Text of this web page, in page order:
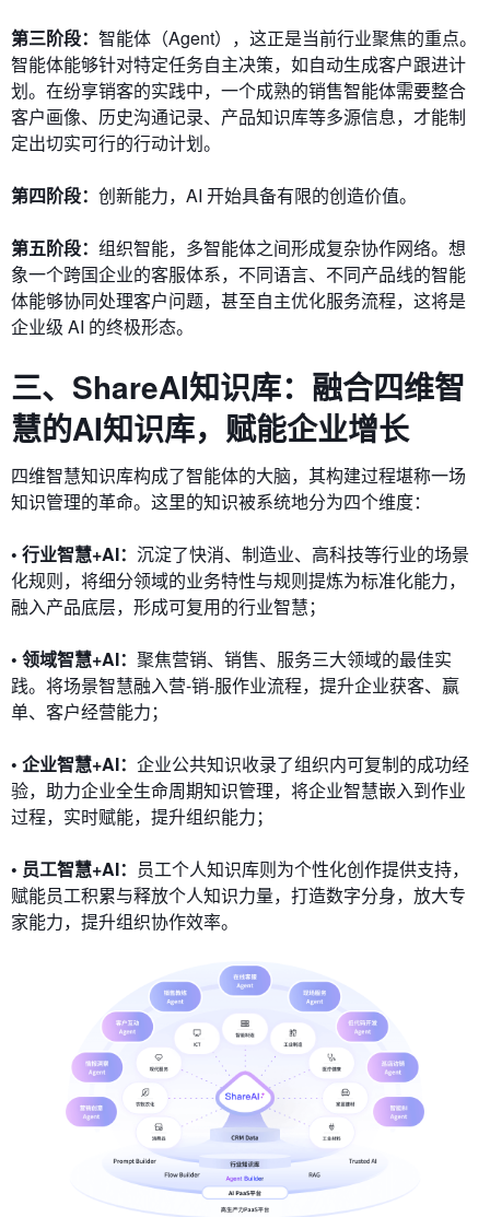
第三阶段： 智能体（Agent），这正是当前行业聚焦的重点。
智能体能够针对特定任务自主决策，如自动生成客户跟进计
划。在纷享销客的实践中，一个成熟的销售智能体需要整合
客户画像、历史沟通记录、产品知识库等多源信息，才能制
定出切实可行的行动计划。
第四阶段： 创新能力，AI 开始具备有限的创造价值。
第五阶段： 组织智能，多智能体之间形成复杂协作网络。想
象一个跨国企业的客服体系，不同语言、不同产品线的智能
体能够协同处理客户问题，甚至自主优化服务流程，这将是
企业级 AI 的终极形态。
三、 ShareAI知识库：融合四维智
慧的AI知识库，赋能企业增长
四维智慧知识库构成了智能体的大脑，其构建过程堪称一场
知识管理的革命。这里的知识被系统地分为四个维度：
• 行业智慧+AI： 沉淀了快消、制造业、高科技等行业的场景
化规则，将细分领域的业务特性与规则提炼为标准化能力，
融入产品底层，形成可复用的行业智慧；
• 领域智慧+AI： 聚焦营销、销售、服务三大领域的最佳实
践。将场景智慧融入营-销-服作业流程，提升企业获客、赢
单、客户经营能力；
• 企业智慧+AI： 企业公共知识收录了组织内可复制的成功经
验，助力企业全生命周期知识管理，将企业智慧嵌入到作业
过程，实时赋能，提升组织能力；
• 员工智慧+AI： 员工个人知识库则为个性化创作提供支持，
赋能员工积累与释放个人知识力量，打造数字分身，放大专
家能力，提升组织协作效率。